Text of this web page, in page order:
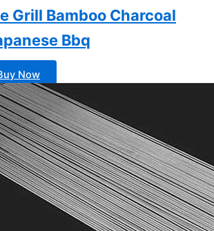
Grill Bamboo Charcoal
Bbq
Now